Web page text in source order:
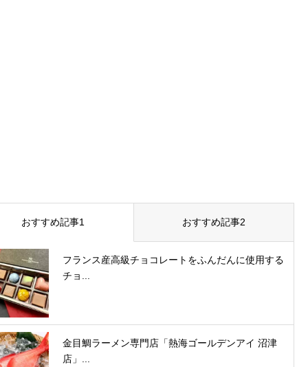
おすすめ記事1 おすすめ記事2
フランス産高級チョコレートをふんだんに使用する
チョ...
金目鯛ラーメン専門店「熱海ゴールデンアイ 沼津
店」...